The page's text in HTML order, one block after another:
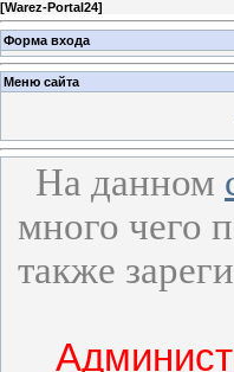
[Warez-Portal24]
Форма входа
Меню сайта
На данном
много чего
также